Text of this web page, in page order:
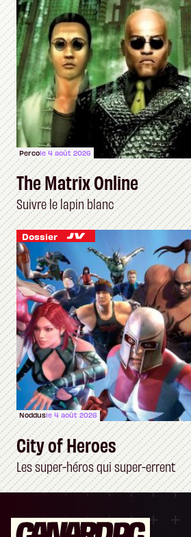
Percole 4 août 2026
The Matrix Online
Suivre le lapin blanc
Dossier
Noddusle 4 août 2026
City of Heroes
Les super-héros qui super-errent